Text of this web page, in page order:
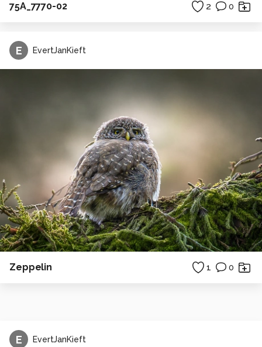
75A_7770-02 2 0
E EvertJanKieft
Zeppelin 1 0
E EvertJanKieft